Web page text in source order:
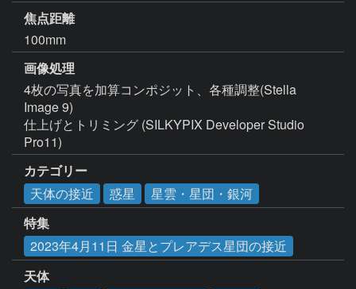
焦点距離
100mm
画像処理
4枚の写真を加算コンポジット、各種調整(Stella
Image 9)
仕上げとトリミング (SILKYPIX Developer Studio
Pro11)
カテゴリー
天体の接近
惑星
星雲・星団・銀河
特集
2023年4月11日 金星とプレアデス星団の接近
天体